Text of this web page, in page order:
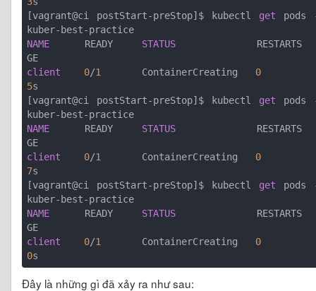
[vagrant@ci postStart-preStop]$ kubectl get pods
NAME
      READY
STATUS
RESTARTS
client
0/1
       ContainerCreating
0
5s
[vagrant@ci postStart-preStop]$ kubectl get pods
NAME
      READY
STATUS
RESTARTS
client
0/1
       ContainerCreating
0
7s
[vagrant@ci postStart-preStop]$ kubectl get pods
NAME
      READY
STATUS
RESTARTS
client
0/1
       ContainerCreating
0
0
Đây là những gì đã xảy ra như sau: